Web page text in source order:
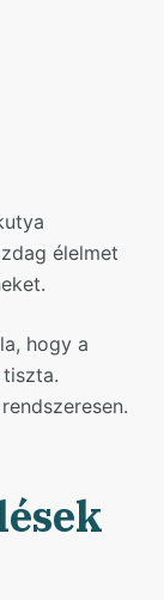
élelmet
hogy a